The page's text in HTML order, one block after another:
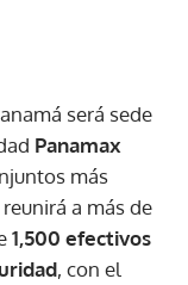
será sede
Panamax
más
a más de
1,500 efectivos
, con el